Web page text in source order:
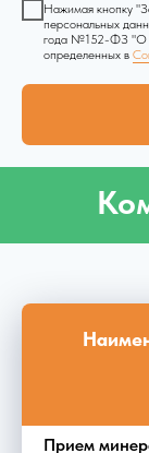
Нажимая кнопку
персональных
года №152-ФЗ "О
определенных в
Прием